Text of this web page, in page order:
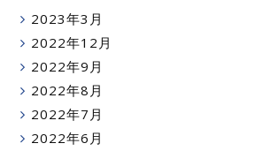
2023年3月
2022年12月
2022年9月
2022年8月
2022年7月
2022年6月